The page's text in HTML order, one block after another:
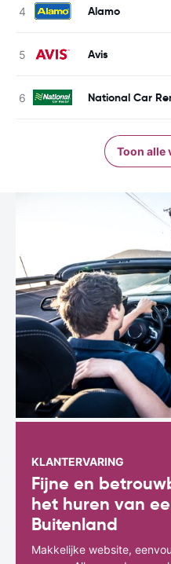
Alamo
Avis
National Car
Toon alle
KLANTERVARING
Fijne en
het huren van
Buitenland
Makkelijke website,